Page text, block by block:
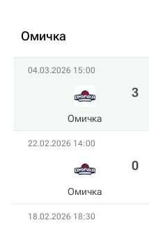
Омичка
04.03.2026 15:00
Омичка
3
22.02.2026 14:00
Омичка
0
18.02.2026 18:30